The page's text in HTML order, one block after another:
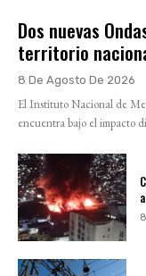
Dos nuevas
territorio
8 De Agosto De 2026
El Instituto Nacional de
encuentra bajo el impacto